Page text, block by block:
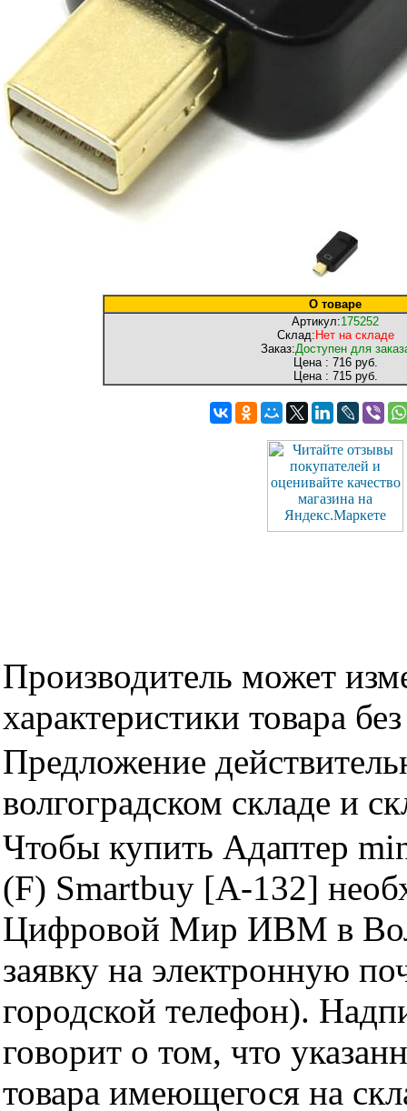
О товаре
Артикул:175252
Склад: Нет на складе
Заказ:Доступен для
Цена : 716 руб.
Цена : 715 руб.
Производитель может
характеристики товара
Предложение
волгоградском складе и
Чтобы купить Адаптер
(F) Smartbuy [A-132]
Цифровой Мир ИВМ в
заявку на электронную
городской телефон).
говорит о том, что
товара имеющегося на